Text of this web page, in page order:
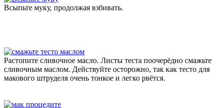
Всыпьте муку, продолжая взбивать.
Растопите сливочное масло. Листы теста поочерёдно смажьте
сливочным маслом. Действуйте осторожно, так как тесто для
макового штруделя очень тонкое и легко рвётся.